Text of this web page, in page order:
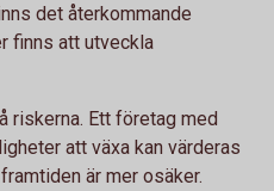
det återkommande
finns att utveckla
riskerna. Ett företag med
att växa kan värderas
är mer osäker.